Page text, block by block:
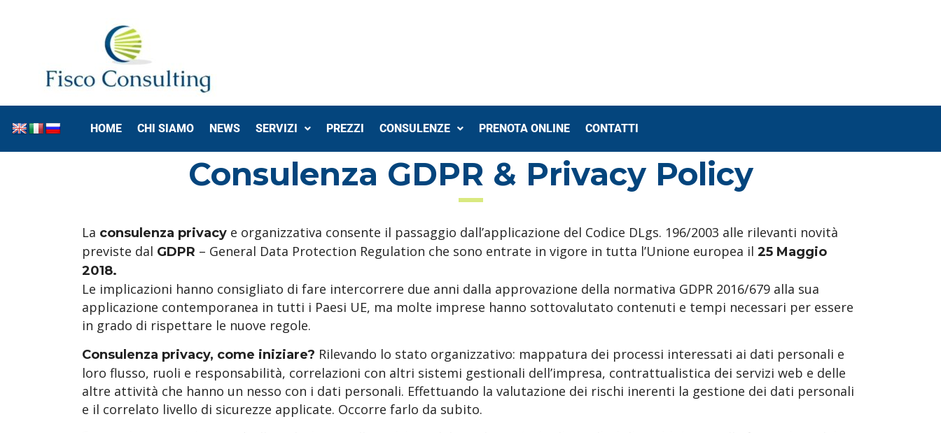
HOME CHI SIAMO NEWS SERVIZI PREZZI CONSULENZE PRENOTA ONLINE CONTATTI
Consulenza GDPR & Privacy Policy
La consulenza privacy e organizzativa consente il passaggio dall’applicazione del Codice DLgs. 196/2003 alle rilevanti novità
previste dal GDPR – General Data Protection Regulation che sono entrate in vigore in tutta l’Unione europea il 25 Maggio
2018.
Le implicazioni hanno consigliato di fare intercorrere due anni dalla approvazione della normativa GDPR 2016/679 alla sua
applicazione contemporanea in tutti i Paesi UE, ma molte imprese hanno sottovalutato contenuti e tempi necessari per essere
in grado di rispettare le nuove regole.
Consulenza privacy, come iniziare? Rilevando lo stato organizzativo: mappatura dei processi interessati ai dati personali e
loro flusso, ruoli e responsabilità, correlazioni con altri sistemi gestionali dell’impresa, contrattualistica dei servizi web e delle
altre attività che hanno un nesso con i dati personali. Effettuando la valutazione dei rischi inerenti la gestione dei dati personali
e il correlato livello di sicurezze applicate. Occorre farlo da subito.